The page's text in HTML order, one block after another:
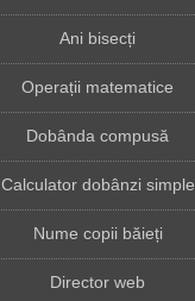
Ani bisecți
Operații matematice
Dobânda compusă
Calculator dobânzi simple
Nume copii băieți
Director web